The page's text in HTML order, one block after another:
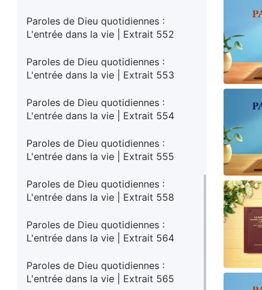
Paroles de Dieu quotidiennes :
L'entrée dans la vie | Extrait 552
Paroles de Dieu quotidiennes :
L'entrée dans la vie | Extrait 553
Paroles de Dieu quotidiennes :
L'entrée dans la vie | Extrait 554
Paroles de Dieu quotidiennes :
L'entrée dans la vie | Extrait 555
Paroles de Dieu quotidiennes :
L'entrée dans la vie | Extrait 558
Paroles de Dieu quotidiennes :
L'entrée dans la vie | Extrait 564
Paroles de Dieu quotidiennes :
L'entrée dans la vie | Extrait 565